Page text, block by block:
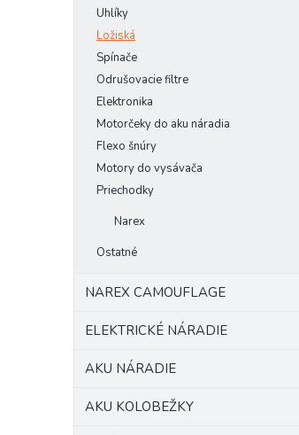
Uhlíky
Ložiská
Spínače
Odrušovacie filtre
Elektronika
Motorčeky do aku náradia
Flexo šnúry
Motory do vysávača
Priechodky
Narex
Ostatné
NAREX CAMOUFLAGE
ELEKTRICKÉ NÁRADIE
AKU NÁRADIE
AKU KOLOBEŽKY